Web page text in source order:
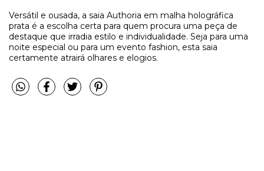
Versátil e ousada, a saia Authoria em malha holográfica
prata é a escolha certa para quem procura uma peça de
destaque que irradia estilo e individualidade. Seja para uma
noite especial ou para um evento fashion, esta saia
certamente atrairá olhares e elogios.